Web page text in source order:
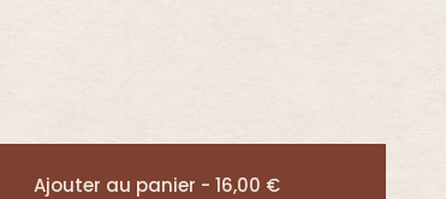
Ajouter au panier - 16,00 €